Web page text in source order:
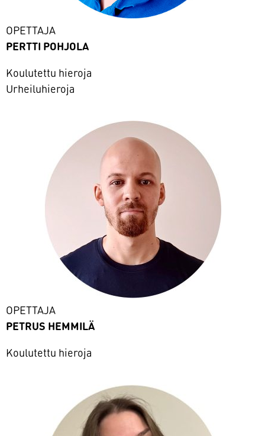
OPETTAJA
PERTTI POHJOLA
Koulutettu hieroja
Urheiluhieroja
OPETTAJA
PETRUS HEMMILÄ
Koulutettu hieroja